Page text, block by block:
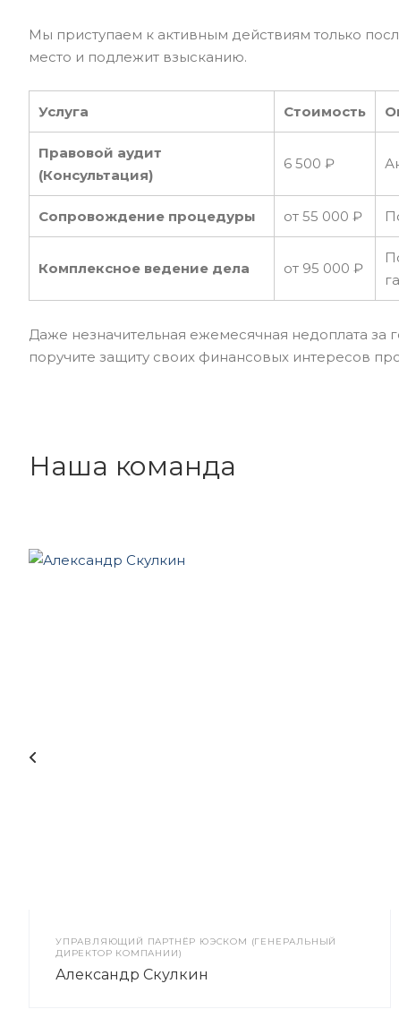
Мы приступаем к активным действиям только
место и подлежит взысканию.
Услуга Стоимость
Правовой аудит
(Консультация)
6 500 ₽
Сопровождение процедуры от 55 000 ₽
Комплексное ведение дела от 95 000 ₽
Даже незначительная ежемесячная недоплата
поручите защиту своих финансовых интересов
Наша команда
УПРАВЛЯЮЩИЙ ПАРТНЁР ЮЭСКОМ (ГЕНЕРАЛЬНЫЙ
ДИРЕКТОР КОМПАНИИ)
Александр Скулкин